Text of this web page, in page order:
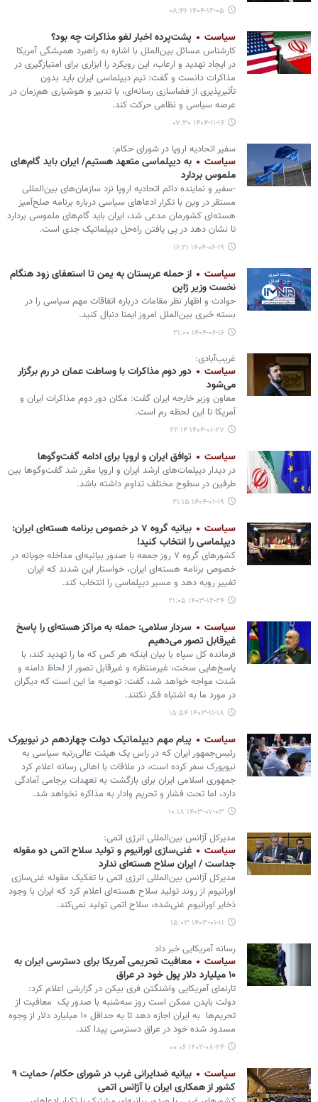
۱۴۰۴-۱۲-۰۵ ۰۸:۴۶
سیاست پشت‌پرده اخبار لغو مذاکرات چه بود؟
کارشناس مسائل بین‌الملل با اشاره به راهبرد همیشگی آمریکا
در ایجاد تهدید و ارعاب، این رویکرد را ابزاری برای امتیازگیری در
مذاکرات دانست و گفت: تیم دیپلماسی ایران باید بدون
تأثیرپذیری از فضاسازی رسانه‌ای، با تدبیر و هوشیاری هم‌زمان در
عرصه سیاسی و نظامی حرکت کند.
۱۴۰۴-۱۱-۱۶ ۰۷:۳۰
سفیر اتحادیه اروپا در شورای حکام:
سیاست
به دیپلماسی متعهد هستیم/ ایران باید گام‌های
ملموس بردارد
-سفیر و نماینده دائم اتحادیه اروپا نزد سازمان‌های بین‌المللی
مستقر در وین با تکرار ادعاهای سیاسی درباره برنامه صلح‌آمیز
هسته‌ای کشورمان مدعی شد، ایران باید گام‌های ملموسی بردارد
تا نشان دهد در پی یافتن راه‌حل دیپلماتیک جدی است.
۱۴۰۴-۰۶-۱۹ ۱۶:۲۱
سیاست
از حمله عربستان به یمن تا استعفای زود هنگام
نخست وزیر ژاپن
حوادث و اظهار نظر مقامات درباره اتفاقات مهم سیاسی را در
بسته خبری بین‌الملل امروز ایمنا دنبال کنید.
۱۴۰۴-۰۶-۱۶ ۲۱:۰۰
غریب‌آبادی:
سیاست
دور دوم مذاکرات با وساطت عمان در رم برگزار
می‌شود
معاون وزیر خارجه ایران گفت: مکان دور دوم مذاکرات ایران و
آمریکا تا این لحظه رم است.
۱۴۰۴-۰۱-۲۷ ۲۲:۱۴
سیاست توافق ایران و اروپا برای ادامه گفت‌وگوها
در دیدار دیپلمات‌های ارشد ایران و اروپا مقرر شد گفت‌وگوها بین
طرفین در سطوح مختلف تداوم داشته باشد.
۱۴۰۴-۰۱-۱۹ ۲۱:۱۵
سیاست
بیانیه گروه ۷ در خصوص برنامه هسته‌ای ایران:
دیپلماسی را انتخاب کنید!
کشورهای گروه ۷ روز جمعه با صدور بیانیه‌ای مداخله جویانه در
خصوص برنامه هسته‌ای ایران، خواستار این شدند که ایران
تغییر رویه دهد و مسیر دیپلماسی را انتخاب کند.
۱۴۰۳-۱۲-۲۴ ۲۱:۰۵
سیاست
سردار سلامی: حمله به مراکز هسته‌ای را پاسخ‌
غیرقابل تصور می‌دهیم
فرمانده کل سپاه با بیان اینکه هر کس که ما را تهدید کند، با
پاسخ‌هایی سخت، غیرمنتظره و غیرقابل تصور از لحاظ دامنه و
شدت مواجه خواهد شد، گفت: توصیه ما این است که دیگران
در مورد ما به اشتباه فکر نکنند.
۱۴۰۳-۱۱-۱۸ ۱۵:۵۴
سیاست پیام مهم دیپلماتیک دولت چهاردهم در نیویورک
رئیس‌جمهور ایران که در راس یک هیئت عالی‌رتبه سیاسی به
نیویورک سفر کرده است، در ملاقات‌ با اهالی رسانه اعلام کرد
جمهوری اسلامی ایران برای بازگشت به تعهدات برجامی آمادگی
دارد، اما تحت فشار و تحریم وادار به مذاکره نخواهد شد.
۱۴۰۳-۰۷-۰۳ ۱۰:۱۸
مدیرکل آژانس بین‌المللی انرژی اتمی:
سیاست
غنی‌سازی اورانیوم و تولید سلاح‌ اتمی دو مقوله
جداست / ایران سلاح هسته‌ای ندارد
مدیرکل آژانس بین‌المللی انرژی اتمی با تفکیک مقوله غنی‌سازی
اورانیوم از روند تولید سلاح هسته‌ای اعلام کرد که ایران با وجود
ذخایر اورانیوم غنی‌شده، سلاح اتمی تولید نمی‌کند.
۱۴۰۳-۰۱-۱۱ ۱۵:۰۳
رسانه آمریکایی خبر داد
سیاست
معافیت تحریمی آمریکا برای دسترسی ایران به
۱۰ میلیارد دلار پول خود در عراق
تارنمای آمریکایی واشنگتن فری بیکن در گزارشی اعلام کرد:
دولت بایدن ممکن است روز سه‌شنبه با صدور یک معافیت از
تحریم‌ها به ایران اجازه دهد تا به حداقل ۱۰ میلیارد دلار از وجوه
مسدود شده خود در عراق دسترسی پیدا کند.
۱۴۰۲-۰۸-۲۴ ۰۰:۰۶
سیاست
بیانیه ضدایرانی غرب در شورای حکام/ حمایت ۹
کشور از همکاری ایران با آژانس اتمی